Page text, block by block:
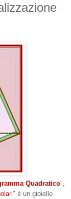
Quadratico",
" è un gioiello